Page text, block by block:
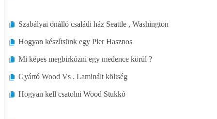
Falak
Ablakok
Szabályai önálló családi ház Seattle , Washington
Hogyan készítsünk egy Pier Hasznos
Mi képes megbirkózni egy medence körül ?
Gyártó Wood Vs . Laminált költség
Hogyan kell csatolni Wood Stukkó